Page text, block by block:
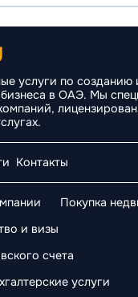
услуги по созданию
в ОАЭ. Мы
Контакты
Покупка
и визы
счета
услуги